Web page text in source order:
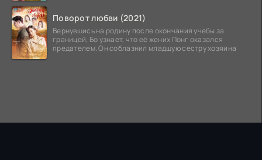
Поворот любви (2021)
Вернувшись на родину после окончания учебы за
границей, Бо узнает, что её жених Понг оказался
предателем. Он соблазнил младшую сестру хозяина